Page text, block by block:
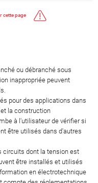
cette page
ou débranché sous
inappropriée peuvent
pour des applications dans
la construction
à l'utilisateur de vérifier si
être utilisés dans d'autres
circuits dont la tension est
être installés et utilisés
en électrotechnique